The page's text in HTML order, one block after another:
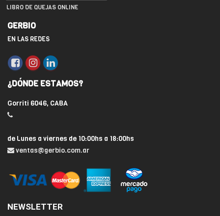
LIBRO DE QUEJAS ONLINE
GERBIO
EN LAS REDES
¿DÓNDE ESTAMOS?
Gorriti 6046, CABA
de Lunes a viernes de 10:00hs a 18:00hs
ventas@gerbio.com.ar
NEWSLETTER